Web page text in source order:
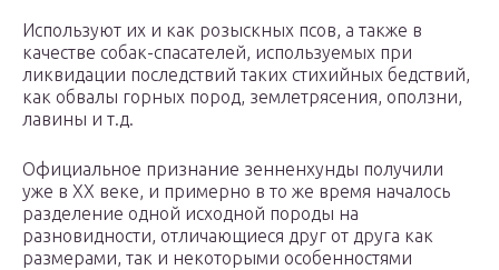
Используют их и как розыскных псов, а также в
качестве собак-спасателей, используемых при
ликвидации последствий таких стихийных бедствий,
как обвалы горных пород, землетрясения, оползни,
лавины и т.д.
Официальное признание зенненхунды получили
уже в XX веке, и примерно в то же время началось
разделение одной исходной породы на
разновидности, отличающиеся друг от друга как
размерами, так и некоторыми особенностями